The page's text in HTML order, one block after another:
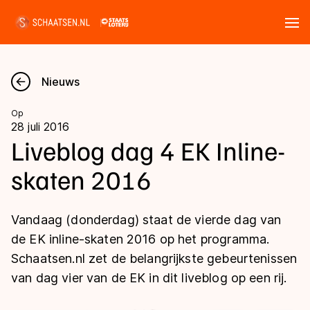
Nieuws
Kalender
Disciplines
Langebaan
Shorttrack
Inlineskaten
Uitslagen
Langebaan
Shorttrack
Tijden & historie
Nieuws
Op
28 juli 2016
Liveblog dag 4 EK Inline-
skaten 2016
Vandaag (donderdag) staat de vierde dag van
de EK inline-skaten 2016 op het programma.
Schaatsen.nl zet de belangrijkste gebeurtenissen
van dag vier van de EK in dit liveblog op een rij.